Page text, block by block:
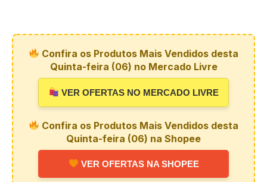
Confira os Produtos Mais Vendidos desta
Quinta-feira (06) no Mercado Livre
VER OFERTAS NO MERCADO LIVRE
Confira os Produtos Mais Vendidos desta
Quinta-feira (06) na Shopee
VER OFERTAS NA SHOPEE